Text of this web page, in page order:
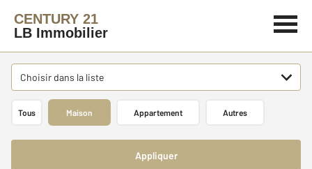
CENTURY 21
LB Immobilier
Choisir dans la liste
Tous Maison Appartement Autres
Appliquer